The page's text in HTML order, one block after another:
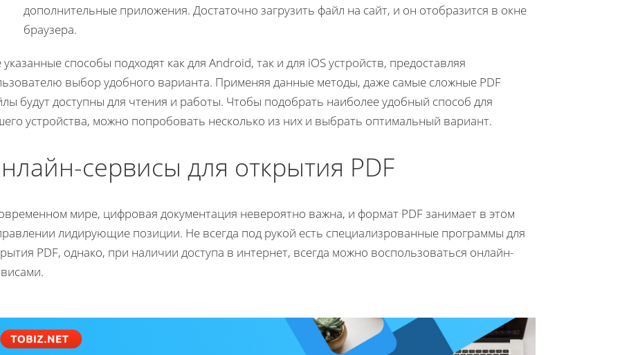
дополнительные приложения. Достаточно загрузить файл на сайт, и он отобразится в окне
браузера.
указанные способы подходят как для Android, так и для iOS устройств, предоставляя
выбор удобного варианта. Применяя данные методы, даже самые сложные PDF
будут доступны для чтения и работы. Чтобы подобрать наиболее удобный способ для
устройства, можно попробовать несколько из них и выбрать оптимальный вариант.
сервисы для открытия PDF
мире, цифровая документация невероятно важна, и формат PDF занимает в этом
лидирующие позиции. Не всегда под рукой есть специализрованные программы для
PDF, однако, при наличии доступа в интернет, всегда можно воспользоваться онлайн-